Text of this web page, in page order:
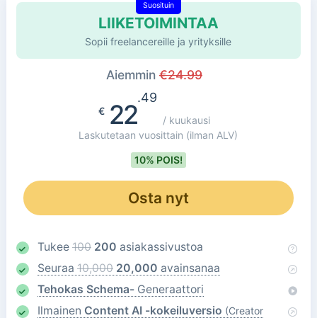
LIIKETOIMINTAA
Suosituin
Sopii freelancereille ja yrityksille
Aiemmin €24.99
€22
.49
/ kuukausi
Laskutetaan vuosittain (ilman ALV)
10% POIS!
Osta nyt
Tukee 100 200 asiakassivustoa
Seuraa 10,000 20,000 avainsanaa
Tehokas Schema-Generaattori
Ilmainen Content AI -kokeiluversio (Creator